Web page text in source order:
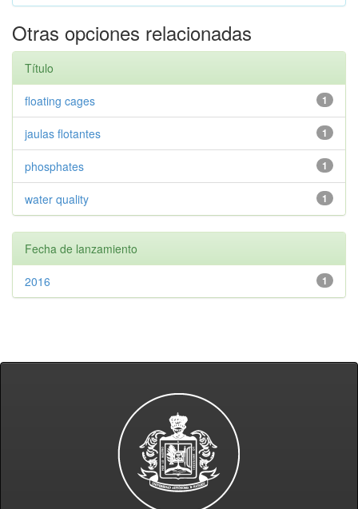
Otras opciones relacionadas
Título
1
floating cages
1
jaulas flotantes
1
phosphates
1
water quality
Fecha de lanzamiento
1
2016